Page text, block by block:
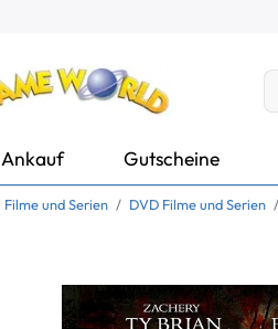
Ankauf Gutscheine
Filme und Serien DVD Filme und Serien